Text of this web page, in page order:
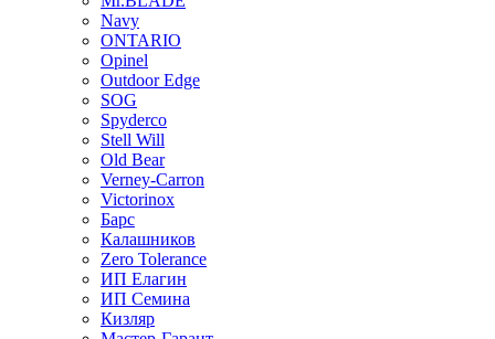
Navy
ONTARIO
Opinel
Outdoor Edge
SOG
Spyderco
Stell Will
Old Bear
Verney-Carron
Victorinox
Барс
Калашников
Zero Tolerance
ИП Елагин
ИП Семина
Кизляр